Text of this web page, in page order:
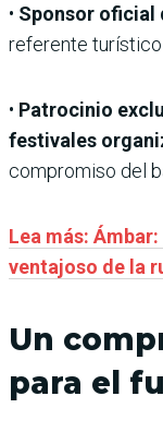
• Sponsor oficial
referente turístico
• Patrocinio
festivales
compromiso del
Lea más:
ventajoso de la
Un
para el